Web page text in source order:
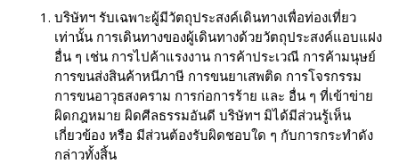
บริษัทฯ รับเฉพาะผู้มีวัตถุประสงค์เดินทางเพื่อท่องเที่ยว
เท่านั้น การเดินทางของผู้เดินทางด้วยวัตถุประสงค์แอบแฝง
อื่น ๆ เช่น การไปค้าแรงงาน การค้าประเวณี การค้ามนุษย์
การขนส่งสินค้าหนีภาษี การขนยาเสพติด การโจรกรรม
การขนอาวุธสงคราม การก่อการร้าย และ อื่น ๆ ที่เข้าข่าย
ผิดกฎหมาย ผิดศีลธรรมอันดี บริษัทฯ มิได้มีส่วนรู้เห็น
เกี่ยวข้อง หรือ มีส่วนต้องรับผิดชอบใด ๆ กับการกระทำดัง
กล่าวทั้งสิ้น